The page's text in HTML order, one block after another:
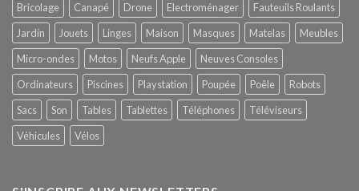
Bricolage Canapé Drone Electroménager
Fauteuils Roulants
Jardin
Jouets Linges Maison Masques Matelas
Meubles
Micro-ondes
Motos Neufs Apple
Neuves Consoles
Ordinateurs
Piscines Playstation Poupée Poêle
Robots
Sacs
Son Tables Tablettes Téléphones
Téléviseurs
Véhicules
Vélos